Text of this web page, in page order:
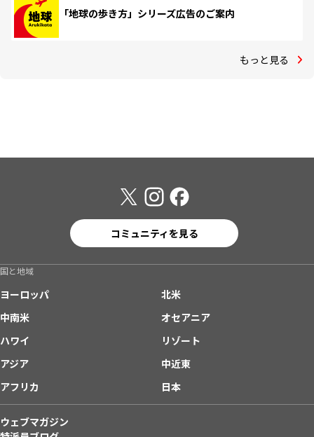
「地球の歩き方」シリーズ広告のご案内
もっと見る
コミュニティを見る
国と地域
ヨーロッパ
北米
中南米
オセアニア
ハワイ
リゾート
アジア
中近東
アフリカ
日本
ウェブマガジン